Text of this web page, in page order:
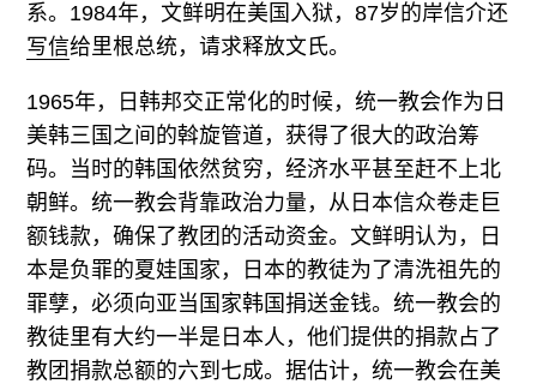
系。1984年，文鲜明在美国入狱，87岁的岸信介还
写信给里根总统，请求释放文氏。
1965年，日韩邦交正常化的时候，统一教会作为日
美韩三国之间的斡旋管道，获得了很大的政治筹
码。当时的韩国依然贫穷，经济水平甚至赶不上北
朝鲜。统一教会背靠政治力量，从日本信众卷走巨
额钱款，确保了教团的活动资金。文鲜明认为，日
本是负罪的夏娃国家，日本的教徒为了清洗祖先的
罪孽，必须向亚当国家韩国捐送金钱。统一教会的
教徒里有大约一半是日本人，他们提供的捐款占了
教团捐款总额的六到七成。据估计，统一教会在美